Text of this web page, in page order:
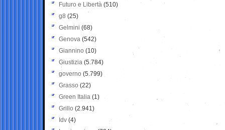
Futuro e Libertà (510)
g8 (25)
Gelmini (68)
Genova (542)
Giannino (10)
Giustizia (5.784)
governo (5.799)
Grasso (22)
Green Italia (1)
Grillo (2.941)
Idv (4)